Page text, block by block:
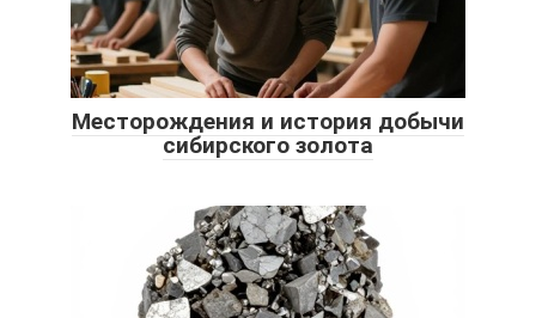
Месторождения и история добычи
сибирского золота